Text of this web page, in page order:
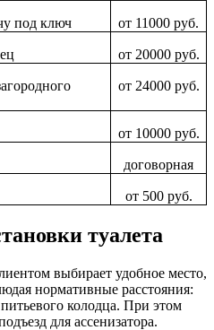
под ключ от 11000 руб.
от 20000 руб.
от 24000 руб.
от 10000 руб.
договорная
от 500 руб.
туалета
выбирает удобное место,
нормативные расстояния:
колодца. При этом
для ассенизатора.